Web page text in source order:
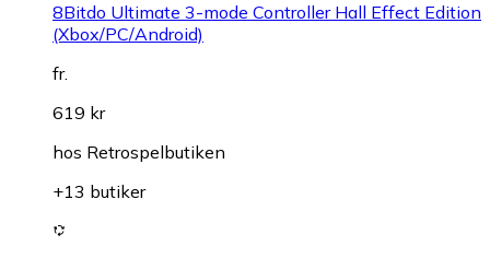
8Bitdo Ultimate 3-mode Controller Hall Effect Edition
(Xbox/PC/Android)
fr.
619 kr
hos Retrospelbutiken
+13 butiker